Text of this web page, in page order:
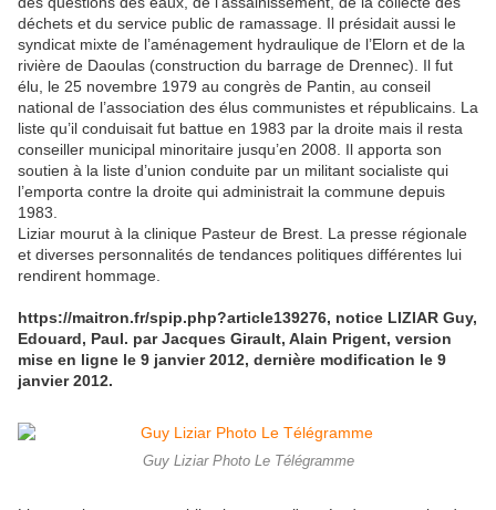
déchets et du service public de ramassage. Il présidait aussi le
syndicat mixte de l’aménagement hydraulique de l’Elorn et de la
rivière de Daoulas (construction du barrage de Drennec). Il fut
élu, le 25 novembre 1979 au congrès de Pantin, au conseil
national de l’association des élus communistes et républicains. La
liste qu’il conduisait fut battue en 1983 par la droite mais il resta
conseiller municipal minoritaire jusqu’en 2008. Il apporta son
soutien à la liste d’union conduite par un militant socialiste qui
l’emporta contre la droite qui administrait la commune depuis
1983.
Liziar mourut à la clinique Pasteur de Brest. La presse régionale
et diverses personnalités de tendances politiques différentes lui
rendirent hommage.
https://maitron.fr/spip.php?article139276, notice LIZIAR Guy,
Edouard, Paul. par Jacques Girault, Alain Prigent, version
mise en ligne le 9 janvier 2012, dernière modification le 9
janvier 2012.
Guy Liziar Photo Le Télégramme